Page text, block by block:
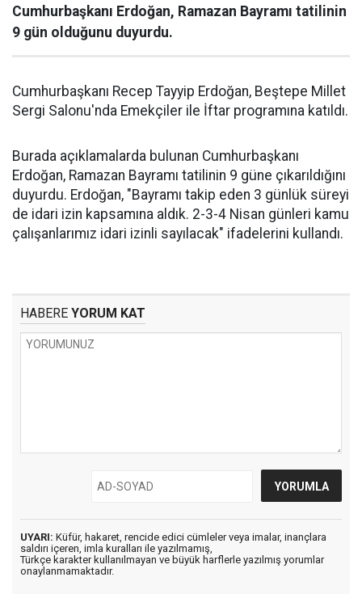
Cumhurbaşkanı Erdoğan, Ramazan Bayramı tatilinin
9 gün olduğunu duyurdu.
Cumhurbaşkanı Recep Tayyip Erdoğan, Beştepe Millet
Sergi Salonu'nda Emekçiler ile İftar programına katıldı.
Burada açıklamalarda bulunan Cumhurbaşkanı
Erdoğan, Ramazan Bayramı tatilinin 9 güne çıkarıldığını
duyurdu. Erdoğan, "Bayramı takip eden 3 günlük süreyi
de idari izin kapsamına aldık. 2-3-4 Nisan günleri kamu
çalışanlarımız idari izinli sayılacak" ifadelerini kullandı.
HABERE YORUM KAT
UYARI: Küfür, hakaret, rencide edici cümleler veya imalar, inançlara
saldırı içeren, imla kuralları ile yazılmamış,
Türkçe karakter kullanılmayan ve büyük harflerle yazılmış yorumlar
onaylanmamaktadır.